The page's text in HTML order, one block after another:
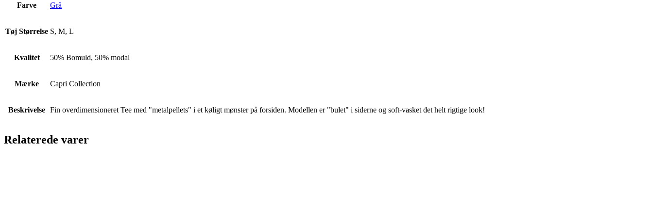
Farve Grå
Tøj Størrelse S, M, L
Kvalitet 50% Bomuld, 50% modal
Mærke Capri Collection
Beskrivelse Fin overdimensioneret Tee med "metalpellets" i et køligt mønster på forsiden. Modellen er "bulet" i siderne og soft-vasket det helt rigtige look!
Relaterede varer